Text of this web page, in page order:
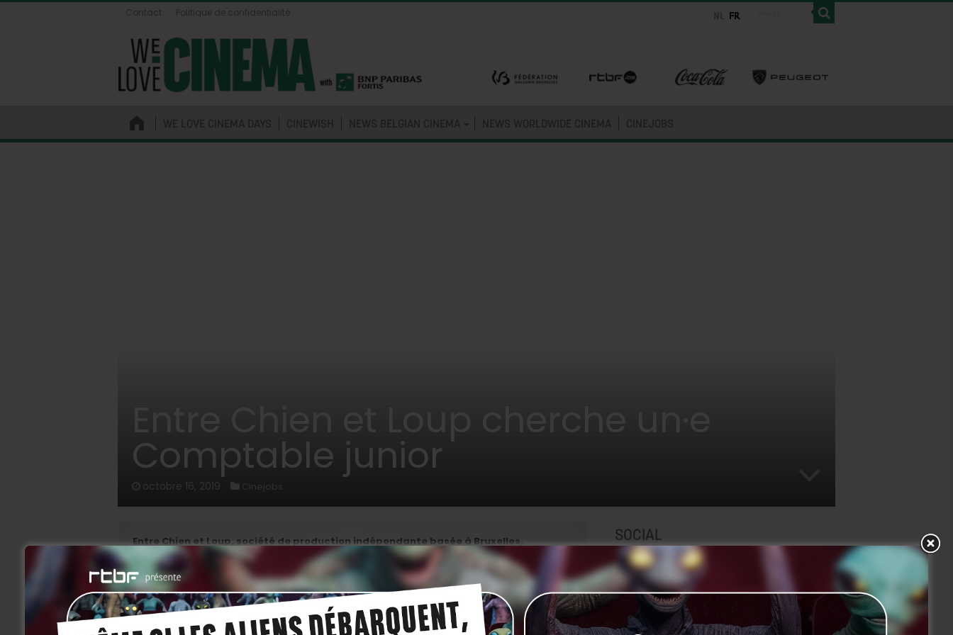
Contact Politique de confidentialité
WE LOVE CINEMA DAYS CINEWISH NEWS BELGIAN CINEMA NEWS WORLDWIDE CINEMA CINEJOBS
Comptable junior
octobre 16, 2019 Cinejobs
Entre Chien et Loup, société de production indépendante basée à Bruxelles,
recherche un·e Comptable Junior
Fonctions et tâches :
travailler à temps plein et exercer une fonction de comptable au sein d’une société de
production de films et séries.
SOCIAL